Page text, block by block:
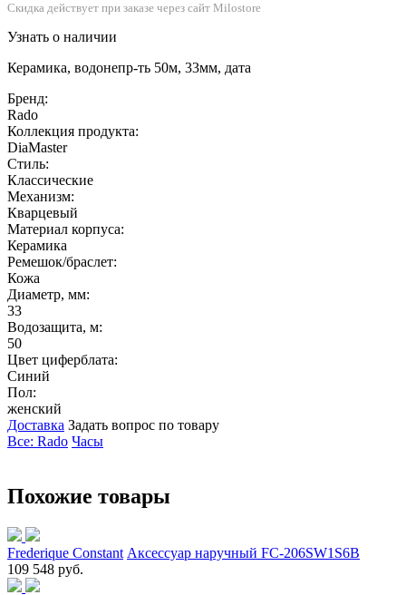
Скидка действует при заказе через сайт Milostore
Узнать о наличии
Керамика, водонепр-ть 50м, 33мм, дата
Бренд:
Rado
Коллекция продукта:
DiaMaster
Стиль:
Классические
Механизм:
Кварцевый
Материал корпуса:
Керамика
Ремешок/браслет:
Кожа
Диаметр, мм:
33
Водозащита, м:
50
Цвет циферблата:
Синий
Пол:
женский
Доставка Задать вопрос по товару
Все: Rado Часы
Похожие товары
Frederique Constant Аксессуар наручный FC-206SW1S6B
109 548 руб.